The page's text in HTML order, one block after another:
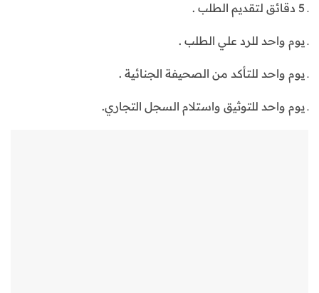
ـ 5 دقائق لتقديم الطلب .
ـ يوم واحد للرد علي الطلب .
ـ يوم واحد للتأكد من الصحيفة الجنائية .
ـ يوم واحد للتوثيق واستلام السجل التجاري.